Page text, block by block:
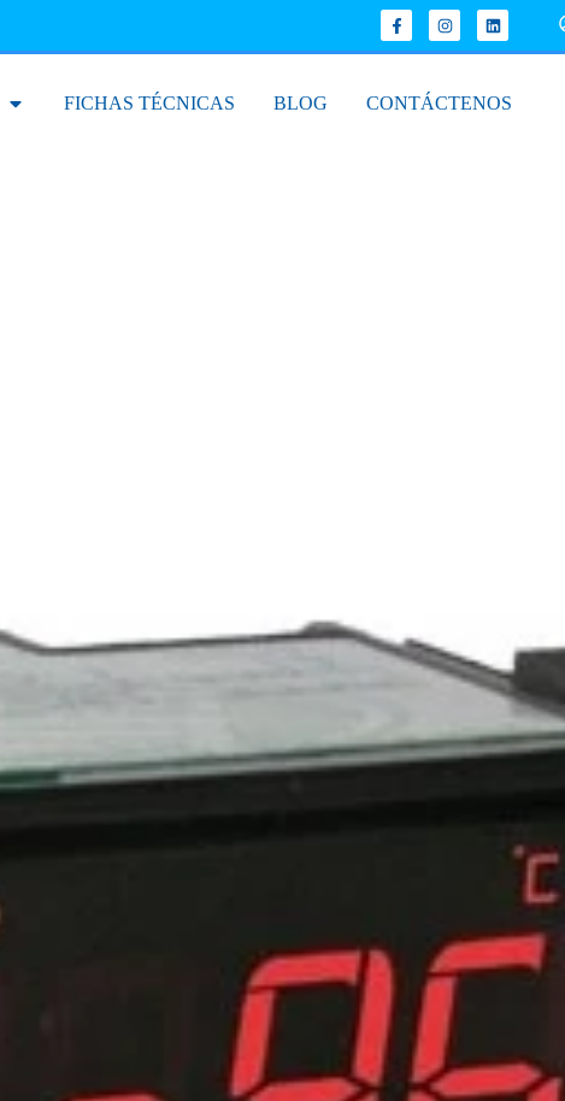
FICHAS TÉCNICAS BLOG CONTÁCTENOS